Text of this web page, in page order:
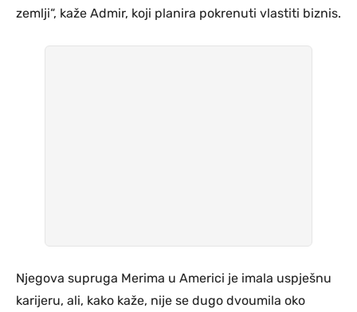
zemlji“, kaže Admir, koji planira pokrenuti vlastiti biznis.
Njegova supruga Merima u Americi je imala uspješnu
karijeru, ali, kako kaže, nije se dugo dvoumila oko